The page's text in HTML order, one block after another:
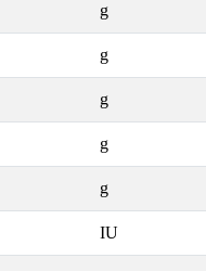
g
g
g
g
g
IU